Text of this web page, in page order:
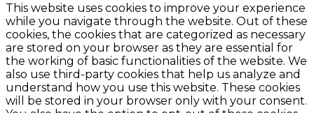
This website uses cookies to improve your experience
while you navigate through the website. Out of these
cookies, the cookies that are categorized as necessary
are stored on your browser as they are essential for
the working of basic functionalities of the website. We
also use third-party cookies that help us analyze and
understand how you use this website. These cookies
will be stored in your browser only with your consent.